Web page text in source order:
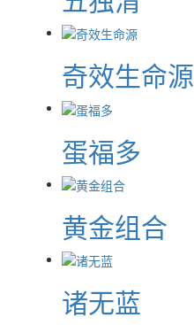
奇效生命源
蛋福多
黄金组合
诸无蓝